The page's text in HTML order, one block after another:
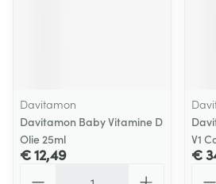
Davitamon
Davitamon Baby Vitamine D
Olie 25ml
€ 12,49
V1
€